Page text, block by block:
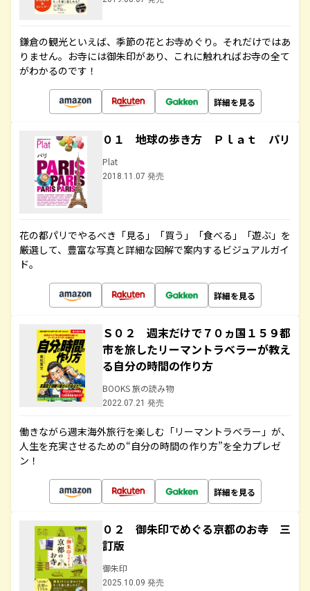
鎌倉の観光といえば、季節の花とお寺めぐり。それだけではあ
りません。お寺には御朱印があり、これに触れればお寺の全て
がわかるのです！
詳細を見る
０１ 地球の歩き方 Ｐｌａｔ パリ
Plat
2018.11.07 発売
花の都パリでやるべき「見る」「買う」「食べる」「遊ぶ」を
厳選して、豊富な写真と詳細な図解で案内するビジュアルガイ
ド。
詳細を見る
Ｓ０２ 週末だけで７０ヵ国１５９都
市を旅したリーマントラベラーが教え
る自分の時間の作り方
BOOKS 旅の読み物
2022.07.21 発売
働きながら週末海外旅行を楽しむ「リーマントラベラー」が、
人生を充実させるための“自分の時間の作り方”を全力プレゼ
ン！
詳細を見る
０２ 御朱印でめぐる京都のお寺 三
訂版
御朱印
2025.10.09 発売